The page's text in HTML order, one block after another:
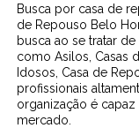
Busca por casa de
de Repouso Belo
busca ao se tratar
como Asilos, Casas
Idosos, Casa de
profissionais
organização é
mercado.